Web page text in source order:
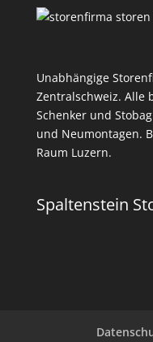
Unabhängige
Zentralschweiz. Alle
Schenker und
und Neumontagen.
Raum Luzern.
Spaltenstein